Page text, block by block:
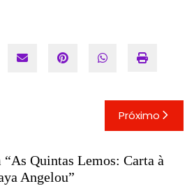
Próximo
“As Quintas Lemos: Carta à
Angelou”